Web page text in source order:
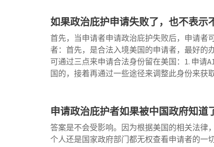
如果政治庇护申请失败了，也不表示
首先，当申请者申请政治庇护失败后，申请者
者：首先，是合法入境美国的申请者，最好的
可通过三点来申请合法身份留在美国：1. 申请
国的，接着再通过一些途径来调整此身份来获
申请政治庇护者如果被中国政府知道
答案是不会受影响。因为根据美国的相关法律
个人还是国家政府部门都无权查看申请者的一